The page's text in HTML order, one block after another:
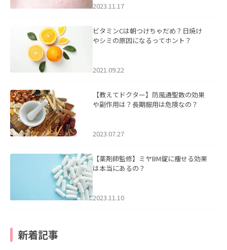
2023.11.17
ビタミンCは朝つけちゃだめ？日焼け
やシミの原因になるってホント？
2021.09.22
【教えてドクター】防風通聖散の効果
や副作用は？長期服用は危険なの？
2023.07.27
【薬剤師監修】ミヤBM錠に痩せる効果
は本当にあるの？
2023.11.10
新着記事